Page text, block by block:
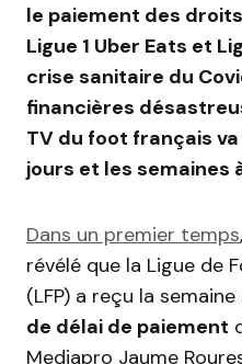
le paiement des
Ligue 1 Uber Eats et
crise sanitaire du
financières
TV du foot français
jours et les semaines
Dans un premier temps
révélé que la Ligue de
(LFP) a reçu la
de délai de paiement
Mediapro Jaume